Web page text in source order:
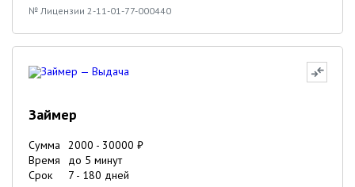
№ Лицензии 2-11-01-77-000440
Займер
Сумма 2000 - 30000 ₽
Время
до 5 минут
Срок
7 - 180 дней